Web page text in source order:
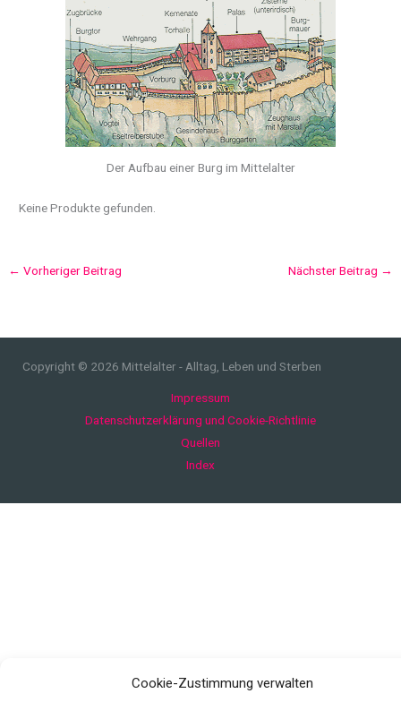
Cookie-Zustimmung verwalten
Der Aufbau einer Burg im Mittelalter
Keine Produkte gefunden.
← Vorheriger Beitrag Nächster Beitrag →
Copyright © 2026 Mittelalter - Alltag, Leben und Sterben
Impressum
Datenschutzerklärung und Cookie-Richtlinie
Quellen
Index